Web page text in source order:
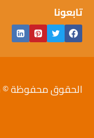
تابعونا
الحقوق محفوظة ©